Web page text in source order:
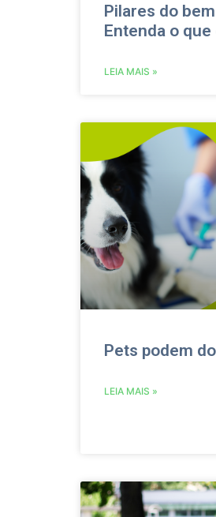
Pilares do
Entenda o que
LEIA MAIS »
Pets podem
LEIA MAIS »